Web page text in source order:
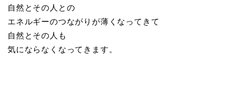
自然とその人との
エネルギーのつながりが薄くなってきて
自然とその人も
気にならなくなってきます。